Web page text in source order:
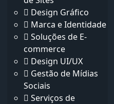
Design Gráfico
Marca e Identidade
Soluções de E-
commerce
Design UI/UX
Gestão de Mídias
Sociais
Serviços de
1